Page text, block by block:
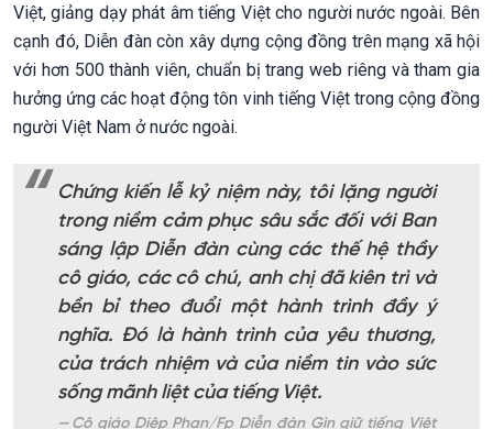
Việt, giảng dạy phát âm tiếng Việt cho người nước ngoài. Bên
cạnh đó, Diễn đàn còn xây dựng cộng đồng trên mạng xã hội
với hơn 500 thành viên, chuẩn bị trang web riêng và tham gia
hưởng ứng các hoạt động tôn vinh tiếng Việt trong cộng đồng
người Việt Nam ở nước ngoài.
Chứng kiến lễ kỷ niệm này, tôi lặng người
trong niềm cảm phục sâu sắc đối với Ban
sáng lập Diễn đàn cùng các thế hệ thầy
cô giáo, các cô chú, anh chị đã kiên trì và
bền bỉ theo đuổi một hành trình đầy ý
nghĩa. Đó là hành trình của yêu thương,
của trách nhiệm và của niềm tin vào sức
sống mãnh liệt của tiếng Việt.
Cô giáo Diệp Phan/Fp Diễn đàn Gìn giữ tiếng Việt